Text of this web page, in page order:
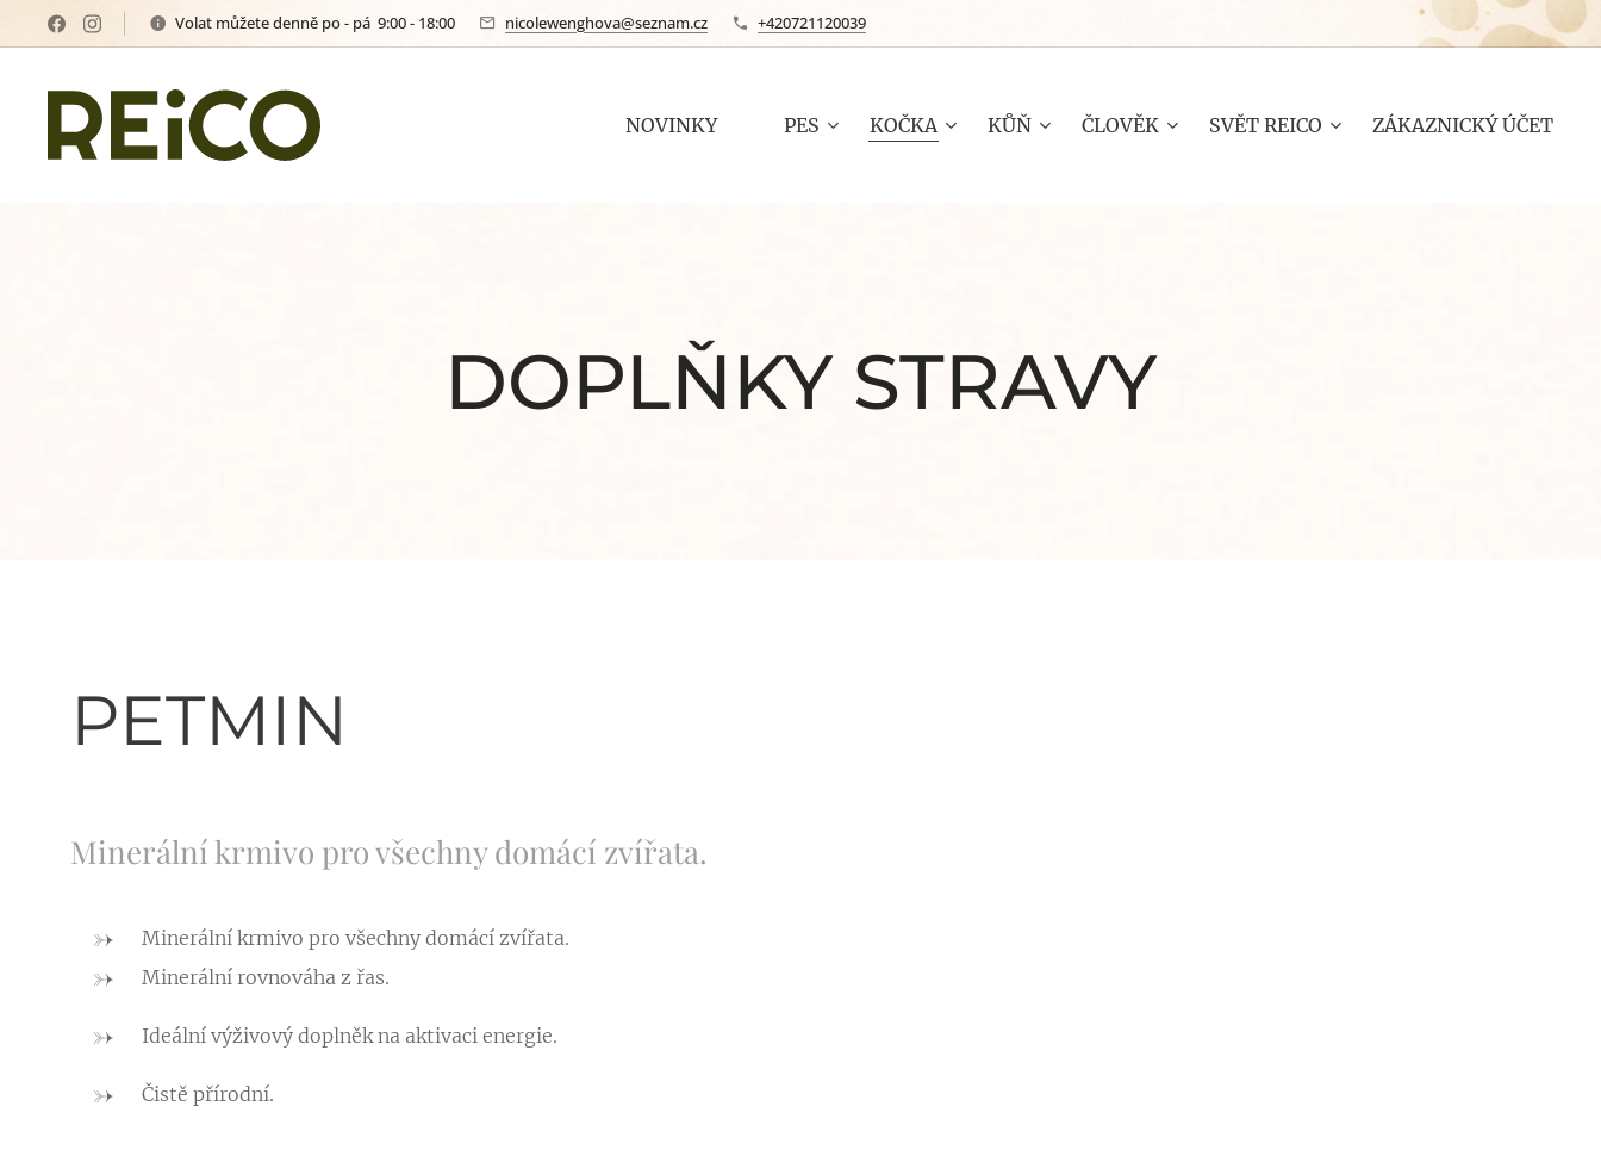
Volat můžete denně po - pá 9:00 - 18:00 nicolewenghova@seznam.cz +420721120039
✨ NOVINKY ✨ PES KOČKA KŮŇ ČLOVĚK SVĚT REICO ZÁKAZNICKÝ ÚČET
DOPLŇKY STRAVY
PETMIN
Minerální krmivo pro všechny domácí zvířata.
Minerální krmivo pro všechny domácí zvířata.
Minerální rovnováha z řas.
Ideální výživový doplněk na aktivaci energie.
Čistě přírodní.